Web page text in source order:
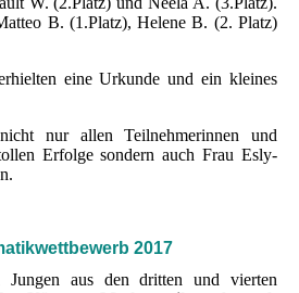
B. (1.Platz), Helene B. (2. Platz)
eine Urkunde und ein kleines
nur allen Teilnehmerinnen und
Erfolge sondern auch Frau Esly-
2017
aus den dritten und vierten